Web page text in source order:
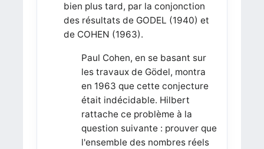
bien plus tard, par la conjonction
des résultats de GODEL (1940) et
de COHEN (1963).
Paul Cohen, en se basant sur
les travaux de Gödel, montra
en 1963 que cette conjecture
était indécidable. Hilbert
rattache ce problème à la
question suivante : prouver que
l'ensemble des nombres réels